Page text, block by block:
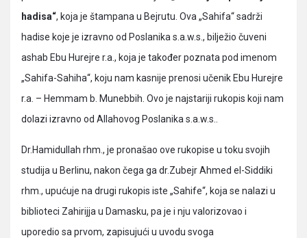
hadisa“, koja je štampana u Bejrutu. Ova „Sahifa“ sadrži
hadise koje je izravno od Poslanika s.a.w.s., bilježio čuveni
ashab Ebu Hurejre r.a., koja je također poznata pod imenom
„Sahifa-Sahiha“, koju nam kasnije prenosi učenik Ebu Hurejre
r.a. – Hemmam b. Munebbih. Ovo je najstariji rukopis koji nam
dolazi izravno od Allahovog Poslanika s.a.w.s..
Dr.Hamidullah rhm., je pronašao ove rukopise u toku svojih
studija u Berlinu, nakon čega ga dr.Zubejr Ahmed el-Siddiki
rhm., upućuje na drugi rukopis iste „Sahife“, koja se nalazi u
biblioteci Zahirijja u Damasku, pa je i nju valorizovao i
uporedio sa prvom, zapisujući u uvodu svoga